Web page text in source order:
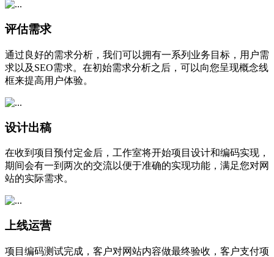
评估需求
通过良好的需求分析，我们可以拥有一系列业务目标，用户需
求以及SEO需求。在初始需求分析之后，可以向您呈现概念线
框来提高用户体验。
设计出稿
在收到项目预付定金后，工作室将开始项目设计和编码实现，
期间会有一到两次的交流以便于准确的实现功能，满足您对网
站的实际需求。
上线运营
项目编码测试完成，客户对网站内容做最终验收，客户支付项